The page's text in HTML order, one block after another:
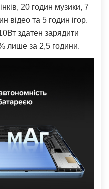
20 годин музики, 7
відео та 5 годин ігор.
здатен зарядити
лише за 2,5 години.